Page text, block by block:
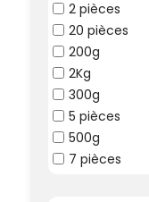
2 pièces
20 pièces
200g
2Kg
300g
5 pièces
500g
7 pièces